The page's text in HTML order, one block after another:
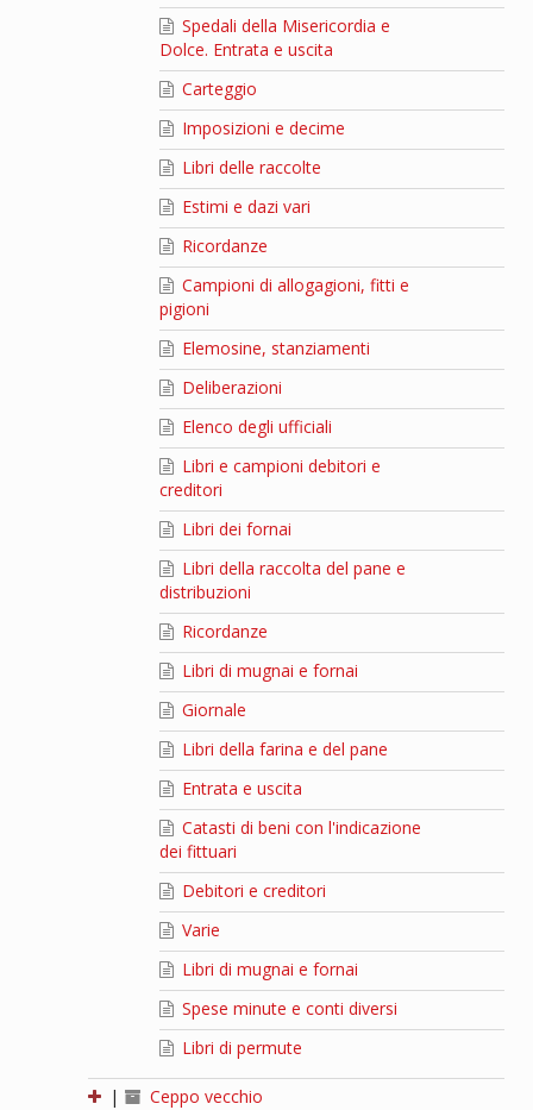
Spedali della Misericordia e
Dolce. Entrata e uscita
Carteggio
Imposizioni e decime
Libri delle raccolte
Estimi e dazi vari
Ricordanze
Campioni di allogagioni, fitti e
pigioni
Elemosine, stanziamenti
Deliberazioni
Elenco degli ufficiali
Libri e campioni debitori e
creditori
Libri dei fornai
Libri della raccolta del pane e
distribuzioni
Ricordanze
Libri di mugnai e fornai
Giornale
Libri della farina e del pane
Entrata e uscita
Catasti di beni con l'indicazione
dei fittuari
Debitori e creditori
Varie
Libri di mugnai e fornai
Spese minute e conti diversi
Libri di permute
|
Ceppo vecchio